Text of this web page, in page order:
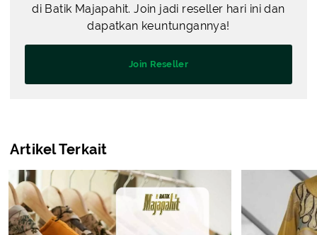
di Batik Majapahit. Join jadi reseller hari ini dan
dapatkan keuntungannya!
Join Reseller
Artikel Terkait